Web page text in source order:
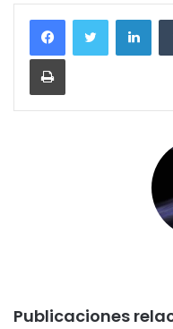
Imprimir
Publicaciones